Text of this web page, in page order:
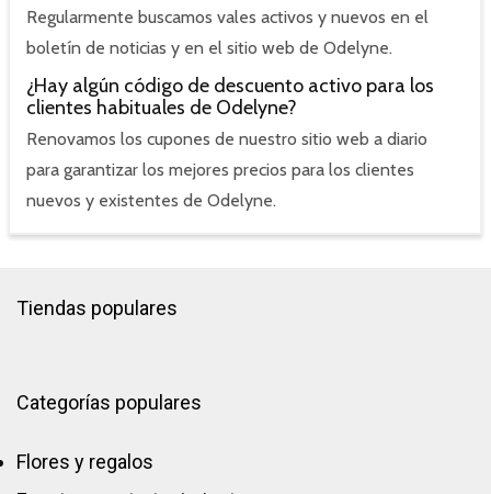
Regularmente buscamos vales activos y nuevos en el
boletín de noticias y en el sitio web de Odelyne.
¿Hay algún código de descuento activo para los
clientes habituales de Odelyne?
Renovamos los cupones de nuestro sitio web a diario
para garantizar los mejores precios para los clientes
nuevos y existentes de Odelyne.
Tiendas populares
Categorías populares
Flores y regalos